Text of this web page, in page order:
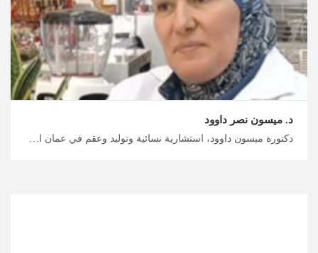
د. ميسون نصر داوود
دكتورة ميسون داوود، استشارية نسائية وتوليد وعقم في عمان احصل على خطة علاج شخصية في الأردن مع ميدكس الأردن، أفضل أطباء النسائية والتوليد في الأردن للحصول على رعاية موثوقة، خطط رحلتك العلاجية والاستشفائية معنا